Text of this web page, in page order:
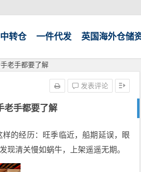
中转仓 一件代发 英国海外仓储
老手都要了解
老手都要了解
发表评论
的经历：旺季临近，船期延误，眼
现清关慢如蜗牛，上架遥遥无期。